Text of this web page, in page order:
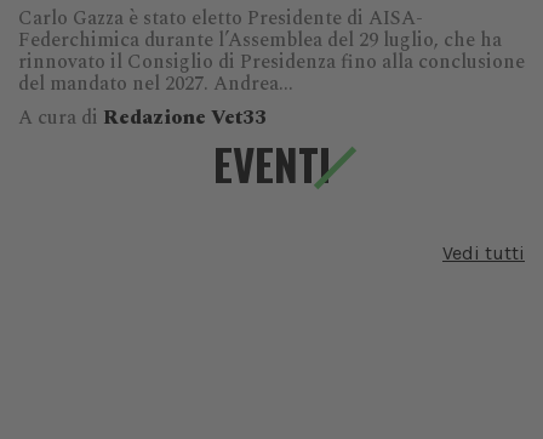
Carlo Gazza è stato eletto Presidente di AISA-
Federchimica durante l’Assemblea del 29 luglio, che ha
rinnovato il Consiglio di Presidenza fino alla conclusione
del mandato nel 2027. Andrea...
A cura di Redazione Vet33
EVENTI
Vedi tutti